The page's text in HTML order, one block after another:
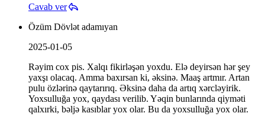
Cavab ver
Özüm Dövlət adamıyan
2025-01-05
Rəyim cox pis. Xalqı fikirləşən yoxdu. Elə deyirsən hər şey
yaxşı olacaq. Amma baxırsan ki, əksinə. Maaş artmır. Artan
pulu özlərinə qaytarırıq. Əksinə daha da artıq xərcləyirik.
Yoxsulluğa yox, qaydası verilib. Yəqin bunlarında qiyməti
qalxırki, bəljə kasıblar yox olar. Bu da yoxsulluğa yox olar.